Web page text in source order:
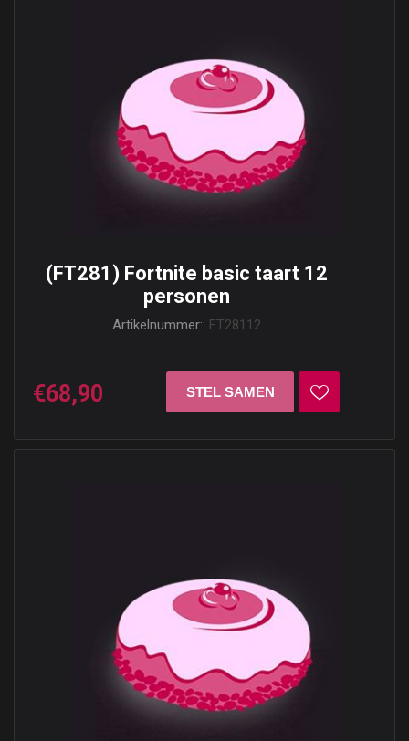
(FT281) Fortnite basic taart 12
personen
Artikelnummer:: FT28112
€68,90